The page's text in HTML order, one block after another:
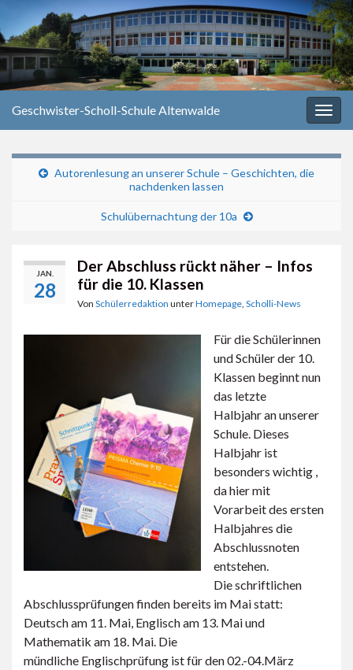
Geschwister-Scholl-Schule Altenwalde
Autorenlesung an unserer Schule – Geschichten, die
nachdenken lassen
Schulübernachtung der 10a
JAN.
28
Der Abschluss rückt näher – Infos
für die 10. Klassen
Von Schülerredaktion unterHomepage Scholli-News
Für die Schülerinnen
und Schüler der 10.
Klassen beginnt nun
das letzte
Halbjahr an unserer
Schule. Dieses
Halbjahr ist
besonders wichtig ,
da hier mit
Vorarbeit des ersten
Halbjahres die
Abschlussnoten
entstehen.
Die schriftlichen
Abschlussprüfungen finden bereits im Mai statt:
Deutsch am 11. Mai, Englisch am 13. Mai und
Mathematik am 18. Mai. Die
mündliche Englischprüfung ist für den 02.-04.März